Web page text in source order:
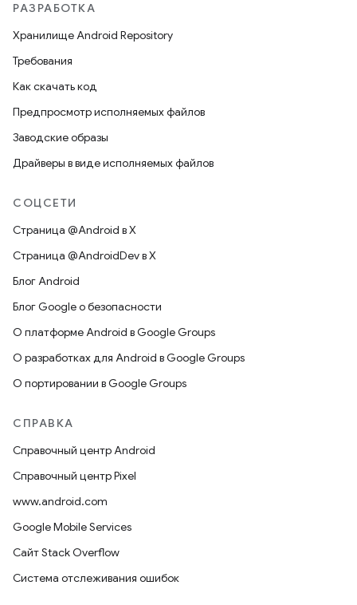
РАЗРАБОТКА
Хранилище Android Repository
Требования
Как скачать код
Предпросмотр исполняемых файлов
Заводские образы
Драйверы в виде исполняемых файлов
СОЦСЕТИ
Страница @Android в X
Страница @AndroidDev в X
Блог Android
Блог Google о безопасности
О платформе Android в Google Groups
О разработках для Android в Google Groups
О портировании в Google Groups
СПРАВКА
Справочный центр Android
Справочный центр Pixel
www.android.com
Google Mobile Services
Сайт Stack Overflow
Система отслеживания ошибок